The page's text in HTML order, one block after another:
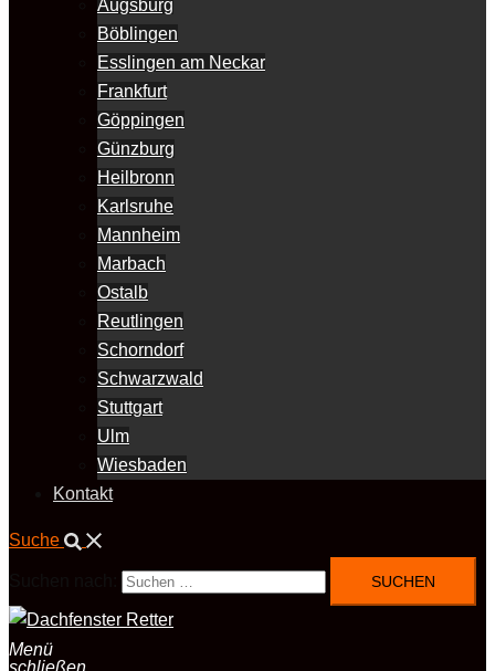
Augsburg
Böblingen
Esslingen am Neckar
Frankfurt
Göppingen
Günzburg
Heilbronn
Karlsruhe
Mannheim
Marbach
Ostalb
Reutlingen
Schorndorf
Schwarzwald
Stuttgart
Ulm
Wiesbaden
Kontakt
Suche
Menü
schließen